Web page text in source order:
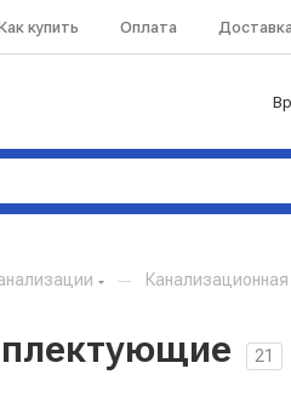
купить Оплата Доставка
—
21